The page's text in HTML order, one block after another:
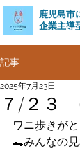
鹿児島市
企業主導
記事
７/２３
2025年7月23日
ワニ歩きが
🐊みんなの